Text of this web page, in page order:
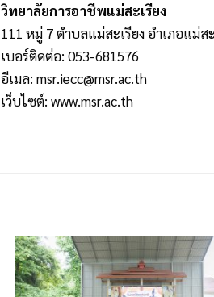
วิทยาลัยการอาชีพแม่สะเรียง
111 หมู่ 7 ตำบลแม่สะเรียง อำเภอแม่ส
เบอร์ติดต่อ: 053-681576
อีเมล: msr.iecc@msr.ac.th
เว็บไซต์: www.msr.ac.th